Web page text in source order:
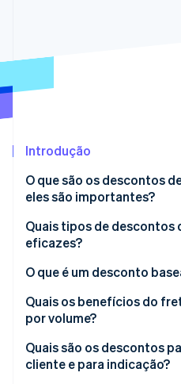
Veja como a Stripe está
Introdução
O que são os descontos
eles são importantes?
Quais tipos de descontos
eficazes?
O que é um desconto
Quais os benefícios do
por volume?
Quais são os descontos
cliente e para indicação?